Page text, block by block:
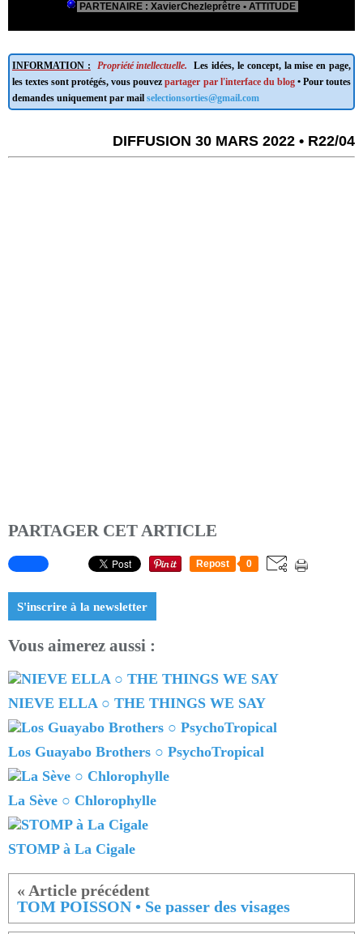
PARTENAIRE : XavierChezleprêtre • ATTITUDE
INFORMATION : Propriété intellectuelle.
Les idées, le concept, la mise en page,
les textes sont protégés, vous pouvezpartager par l'interface du blog• Pour toutes
demandes uniquement par mail selectionsorties@gmail.com
DIFFUSION 30 MARS 2022 • R22/04
PARTAGER CET ARTICLE
Repost 0
S'inscrire à la newsletter
Vous aimerez aussi :
NIEVE ELLA ○ THE THINGS WE SAY
Los Guayabo Brothers ○ PsychoTropical
La Sève ○ Chlorophylle
STOMP à La Cigale
TOM POISSON • Se passer des visages